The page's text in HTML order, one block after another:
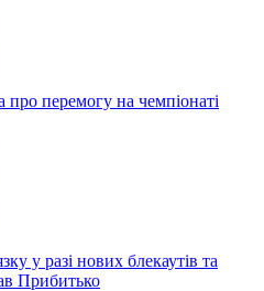
про перемогу на чемпіонаті
у разі нових блекаутів та
Прибитько